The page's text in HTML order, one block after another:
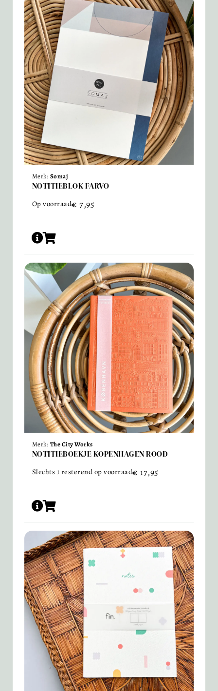
Merk: Somaj
NOTITIEBLOK FARVO
Op voorraad€ 7,95
Merk: The City Works
NOTITIEBOEKJE KOPENHAGEN ROOD
Slechts 1 resterend op voorraad€ 17,95